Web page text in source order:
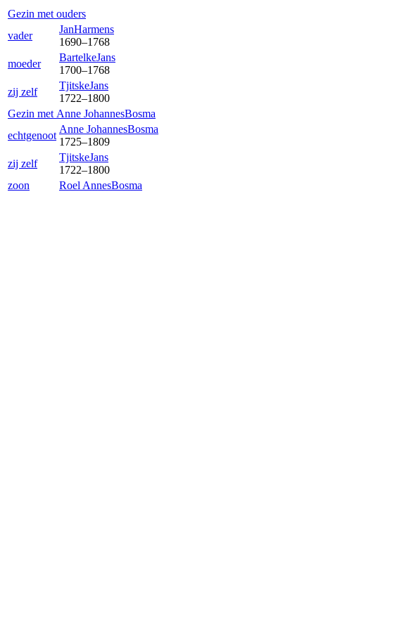
Gezin met ouders
vader
JanHarmens
1690–1768
moeder
BartelkeJans
1700–1768
zij zelf
TjitskeJans
1722–1800
Gezin met Anne JohannesBosma
echtgenoot
Anne JohannesBosma
1725–1809
zij zelf
TjitskeJans
1722–1800
zoon
Roel AnnesBosma